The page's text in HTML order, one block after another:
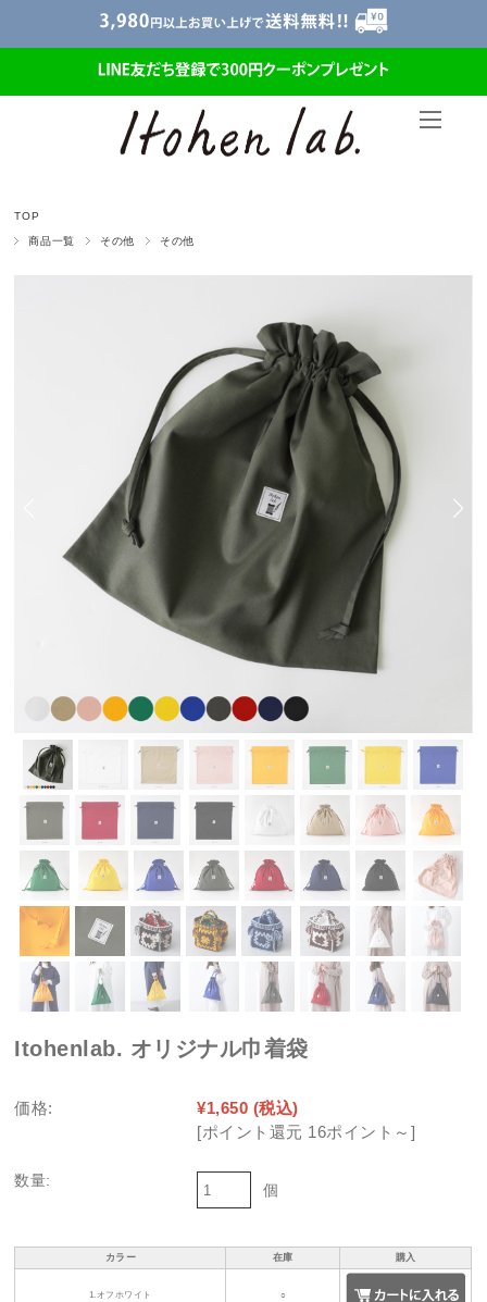
TOP
商品一覧 その他 その他
Itohenlab. オリジナル巾着袋
価格: ¥1,650 (税込)
[ポイント還元 16ポイント～]
数量:
個
カラー 在庫 購入
1.オフホワイト ○